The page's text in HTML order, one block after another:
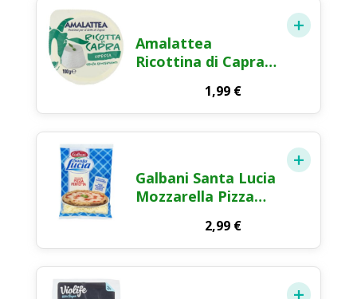
Amalattea
Ricottina di Capra
1,99 €
Galbani Santa Lucia
Mozzarella Pizza
2,99 €